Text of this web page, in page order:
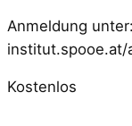
Anmeldung
Kostenlos